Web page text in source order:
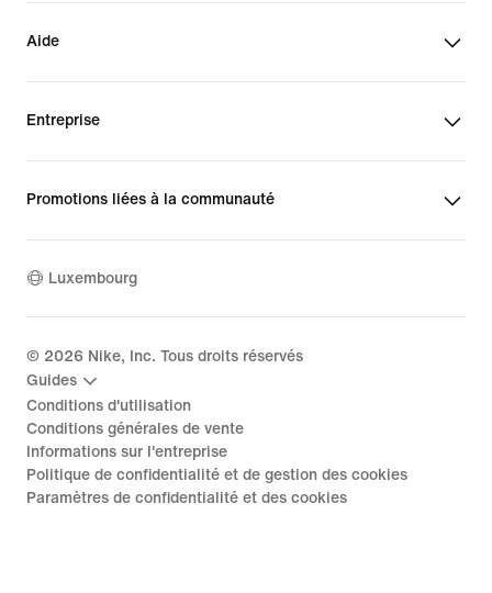
Aide
Entreprise
Promotions liées à la communauté
Luxembourg
© 2026 Nike, Inc. Tous droits réservés
Guides
Conditions d'utilisation
Conditions générales de vente
Informations sur l'entreprise
Politique de confidentialité et de gestion des cookies
Paramètres de confidentialité et des cookies